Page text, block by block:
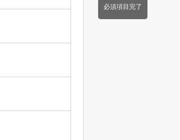
必須項目完了